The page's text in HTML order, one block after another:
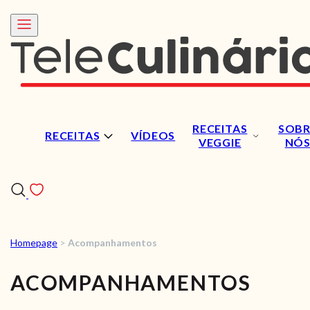
RECEITAS VÍDEOS
RECEITAS
VEGGIE
NÓS
RECEITAS
VÍDEOS
Homepage > Acompanhamentos
ACOMPANHAMENTOS